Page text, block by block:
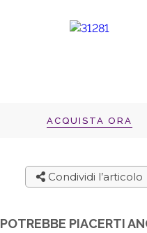
ACQUISTA ORA
Condividi l’articolo
POTREBBE PIACERTI